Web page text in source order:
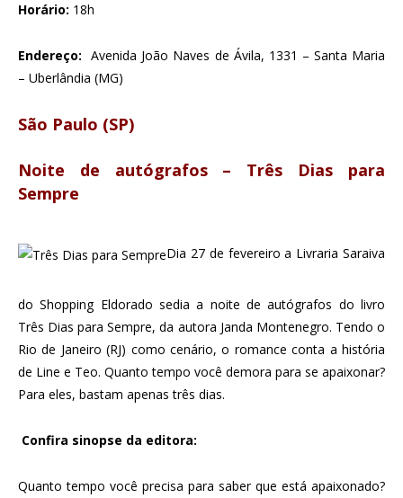
Horário: 18h
Endereço: Avenida João Naves de Ávila, 1331 – Santa Maria
– Uberlândia (MG)
São Paulo (SP)
Noite de autógrafos – Três Dias para
Sempre
Dia 27 de fevereiro a Livraria Saraiva
do Shopping Eldorado sedia a noite de autógrafos do livro
Três Dias para Sempre, da autora Janda Montenegro. Tendo o
Rio de Janeiro (RJ) como cenário, o romance conta a história
de Line e Teo. Quanto tempo você demora para se apaixonar?
Para eles, bastam apenas três dias.
Confira sinopse da editora:
Quanto tempo você precisa para saber que está apaixonado?